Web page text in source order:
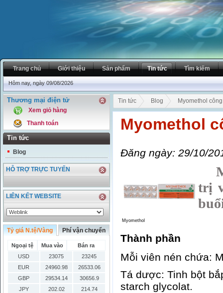
Trang chủ Giới thiệu Sản phẩm Tin tức Tìm kiếm
Hôm nay, ngày 09/08/2026
Thương mại điện tử
Xem giỏ hàng
Thanh toán
Tin tức
Blog
HỖ TRỢ TRỰC TUYẾN
LIÊN KẾT WEBSITE
Tỷ giá N.tệ/Vàng Phí vận chuyển
Ngoại tệ Mua vào
Bán ra
USD
23075
23245
EUR
24960.98
26533.06
GBP
29534.14
30656.9
JPY
202.02
214.74
Tin tức Blog Myomethol
Myomethol
Đăng ngày: 29/10/
Myomethol
trị
Thành phần
Mỗi viên nén chứa:
Tá dược: Tinh bột
starch glycolat.